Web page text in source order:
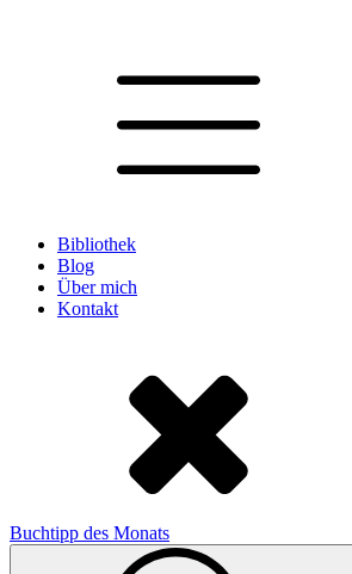
Bibliothek
Blog
Über mich
Kontakt
Buchtipp des Monats